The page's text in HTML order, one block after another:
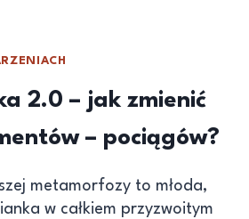
2.0 – jak zmienić
– pociągów?
metamorfozy to młoda,
w całkiem przyzwoitym